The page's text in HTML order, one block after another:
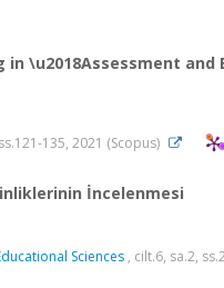
\u2018Assessment and
135, 2021 (Scopus)
İncelenmesi
Sciences , cilt.6, sa.2,